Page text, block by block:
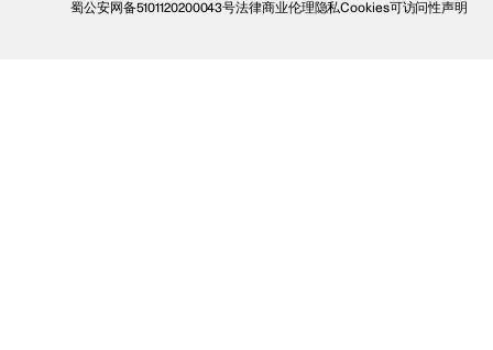
蜀公安网备5101120200043号法律商业伦理 隐私Cookies可访问性声明